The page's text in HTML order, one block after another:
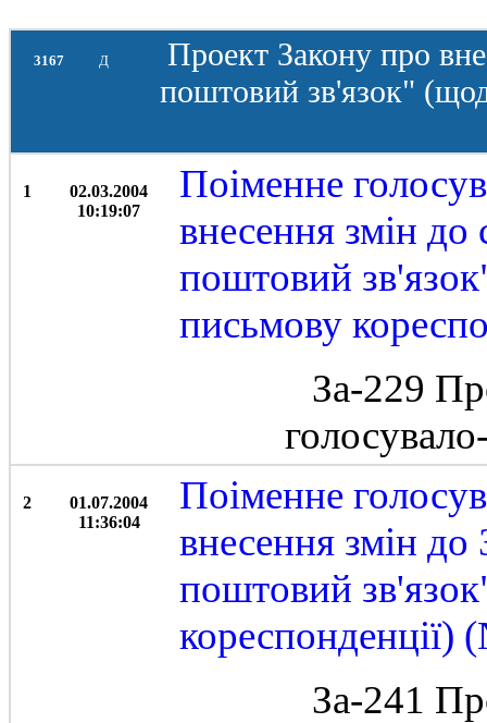
3167 Д
Проект Закону про
поштовий зв'язок"
1
02.03.2004
10:19:07
Поіменне
внесення змін до
поштовий
письмову
За-229
2
01.07.2004
11:36:04
Поіменне
внесення змін
поштовий
За-241